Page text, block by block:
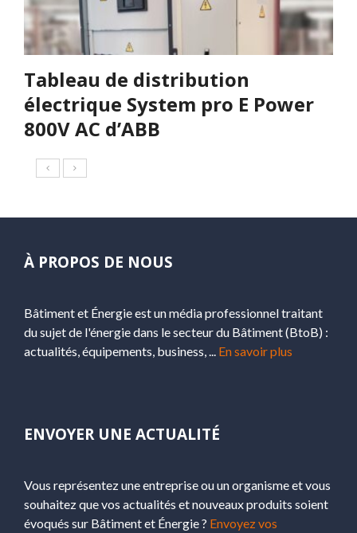
Tableau de distribution
électrique System pro E Power
800V AC d’ABB
À PROPOS DE NOUS
Bâtiment et Énergie est un média professionnel traitant
du sujet de l'énergie dans le secteur du Bâtiment (BtoB) :
actualités, équipements, business, ... En savoir plus
ENVOYER UNE ACTUALITÉ
Vous représentez une entreprise ou un organisme et vous
souhaitez que vos actualités et nouveaux produits soient
évoqués sur Bâtiment et Énergie ? Envoyez vos